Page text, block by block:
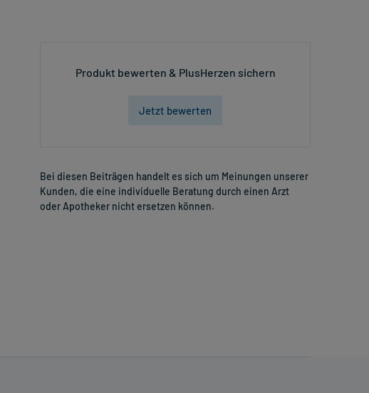
Produkt bewerten & PlusHerzen sichern
Jetzt bewerten
Bei diesen Beiträgen handelt es sich um Meinungen unserer
Kunden, die eine individuelle Beratung durch einen Arzt
oder Apotheker nicht ersetzen können.